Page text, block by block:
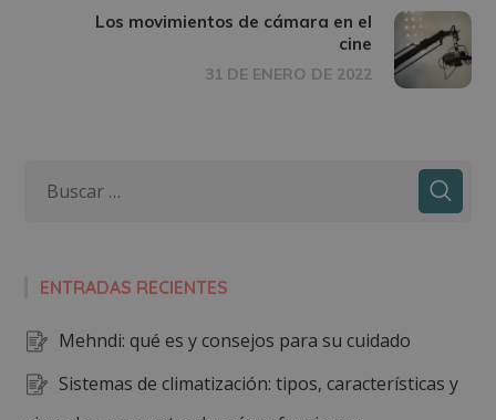
Los movimientos de cámara en el
cine
31 DE ENERO DE 2022
ENTRADAS RECIENTES
Mehndi: qué es y consejos para su cuidado
Sistemas de climatización: tipos, características y